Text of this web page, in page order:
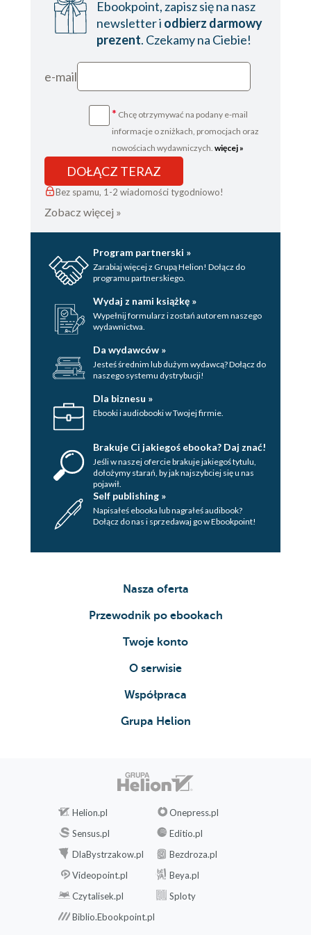
Ebookpoint, zapisz się na nasz
newsletter i odbierz darmowy
prezent. Czekamy na Ciebie!
e-mail
* Chcę otrzymywać na podany e-mail
informacje o zniżkach, promocjach oraz
nowościach wydawniczych. więcej »
DOŁĄCZ TERAZ
Bez spamu, 1-2 wiadomości tygodniowo!
Zobacz więcej »
Program partnerski »
Zarabiaj więcej z Grupą Helion! Dołącz do
programu partnerskiego.
Wydaj z nami książkę »
Wypełnij formularz i zostań autorem naszego
wydawnictwa.
Da wydawców »
Jesteś średnim lub dużym wydawcą? Dołącz do
naszego systemu dystrybucji!
Dla biznesu »
Ebooki i audiobooki w Twojej firmie.
Brakuje Ci jakiegoś ebooka? Daj znać!
Jeśli w naszej ofercie brakuje jakiegoś tytulu,
dołożymy starań, by jak najszybciej się u nas
pojawił.
Self publishing »
Napisałeś ebooka lub nagrałeś audibook?
Dołącz do nas i sprzedawaj go w Ebookpoint!
Nasza oferta
Przewodnik po ebookach
Twoje konto
O serwisie
Współpraca
Grupa Helion
Helion.pl
Onepress.pl
Sensus.pl
Editio.pl
DlaBystrzakow.pl
Bezdroza.pl
Videopoint.pl
Beya.pl
Czytalisek.pl
Sploty
Biblio.Ebookpoint.pl